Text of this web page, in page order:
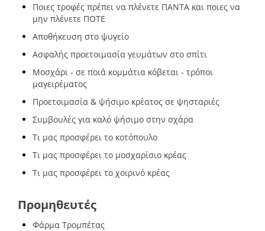
Ποιες τροφές πρέπει να πλένετε ΠΑΝΤΑ και ποιες να
μην πλένετε ΠΟΤΕ
Αποθήκευση στο ψυγείο
Ασφαλής προετοιμασία γευμάτων στο σπίτι
Μοσχάρι - σε ποιά κομμάτια κόβεται - τρόποι
μαγειρέματος
Προετοιμασία & ψήσιμο κρέατος σε ψησταριές
Συμβουλές για καλό ψήσιμο στην σχάρα
Τι μας προσφέρει το κοτόπουλο
Τι μας προσφέρει το μοσχαρίσιο κρέας
Τι μας προσφέρει το χοιρινό κρέας
Προμηθευτές
Φάρμα Τρομπέτας